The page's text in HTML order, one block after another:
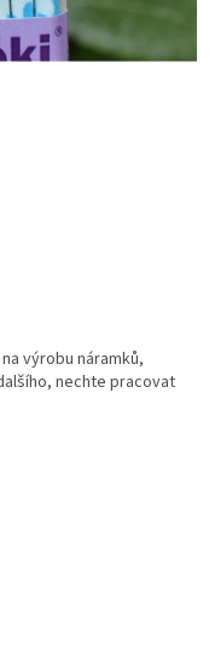
výrobu náramků,
nechte pracovat